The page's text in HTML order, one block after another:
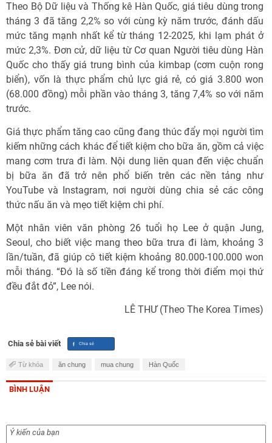
Theo Bộ Dữ liệu và Thống kê Hàn Quốc, giá tiêu dùng trong
tháng 3 đã tăng 2,2% so với cùng kỳ năm trước, đánh dấu
mức tăng mạnh nhất kể từ tháng 12-2025, khi lạm phát ở
mức 2,3%. Đơn cử, dữ liệu từ Cơ quan Người tiêu dùng Hàn
Quốc cho thấy giá trung bình của kimbap (cơm cuộn rong
biển), vốn là thực phẩm chủ lực giá rẻ, có giá 3.800 won
(68.000 đồng) mỗi phần vào tháng 3, tăng 7,4% so với năm
trước.
Giá thực phẩm tăng cao cũng đang thúc đẩy mọi người tìm
kiếm những cách khác để tiết kiệm cho bữa ăn, gồm cả việc
mang cơm trưa đi làm. Nội dung liên quan đến việc chuẩn
bị bữa ăn đã trở nên phổ biến trên các nền tảng như
YouTube và Instagram, nơi người dùng chia sẻ các công
thức nấu ăn và mẹo tiết kiệm chi phí.
Một nhân viên văn phòng 26 tuổi họ Lee ở quận Jung,
Seoul, cho biết việc mang theo bữa trưa đi làm, khoảng 3
lần/tuần, đã giúp cô tiết kiệm khoảng 80.000-100.000 won
mỗi tháng. “Đó là số tiền đáng kể trong thời điểm mọi thứ
đều đắt đỏ”, Lee nói.
LÊ THƯ (Theo The Korea Times)
Chia sẻ bài viết
Từ khóa ăn chung mua chung Hàn Quốc
BÌNH LUẬN